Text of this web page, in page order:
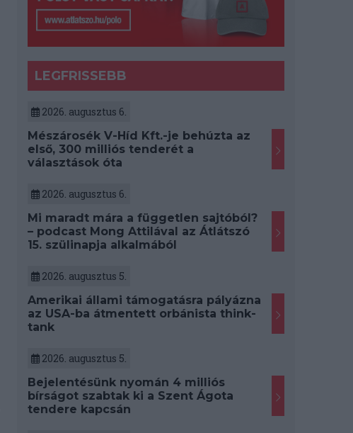
LEGFRISSEBB
2026. augusztus 6.
Mészárosék V-Híd Kft.-je behúzta az
első, 300 milliós tenderét a
választások óta
2026. augusztus 6.
Mi maradt mára a független sajtóból?
– podcast Mong Attilával az Átlátszó
15. szülinapja alkalmából
2026. augusztus 5.
Amerikai állami támogatásra pályázna
az USA-ba átmentett orbánista think-
tank
2026. augusztus 5.
Bejelentésünk nyomán 4 milliós
bírságot szabtak ki a Szent Ágota
tendere kapcsán